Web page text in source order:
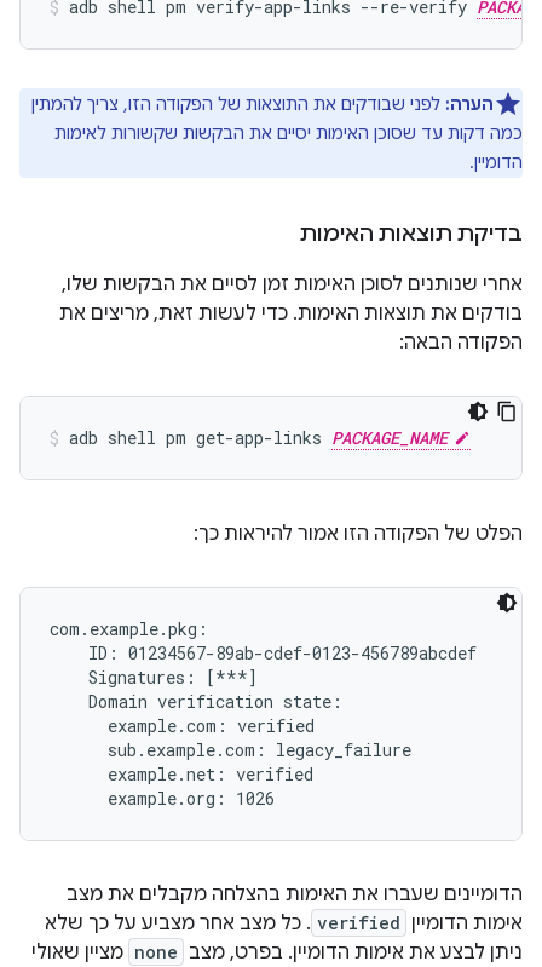
adb shell pm verify-app-links --re-verify
הערה: לפני שבודקים את התוצאות של הפקודה הזו, צריך להמתין
כמה דקות עד שסוכן האימות יסיים את הבקשות שקשורות לאימות
הדומיין.
בדיקת תוצאות האימות
אחרי שנותנים לסוכן האימות זמן לסיים את הבקשות שלו,
בודקים את תוצאות האימות. כדי לעשות זאת, מריצים את
הפקודה הבאה:
adb shell pm get-app-links PACKAGE_NAME
הפלט של הפקודה הזו אמור להיראות כך:
com.example.pkg:
    ID: 01234567-89ab-cdef-0123-456789abcdef
    Signatures: [***]
    Domain verification state:
      example.com: verified
      sub.example.com: legacy_failure
      example.net: verified
הדומיינים שעברו את האימות בהצלחה מקבלים את מצב
אימות הדומיין verified . כל מצב אחר מצביע על כך שלא
ניתן לבצע את אימות הדומיין. בפרט, מצב none מציין שאולי